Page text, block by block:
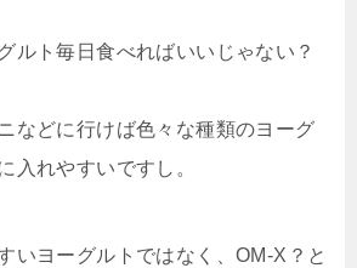
ルト毎日食べればいいじゃない？
などに行けば色々な種類のヨーグ
入れやすいですし。
いヨーグルトではなく、OM-X？と